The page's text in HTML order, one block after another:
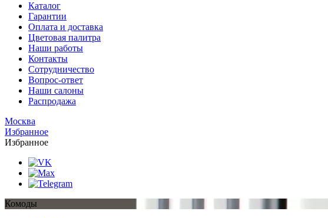
Каталог
Гарантии
Оплата и доставка
Цветовая палитра
Наши работы
Контакты
Сотрудничество
Вопрос-ответ
Наши салоны
Распродажа
Москва
Избранное
Избранное
Комоды